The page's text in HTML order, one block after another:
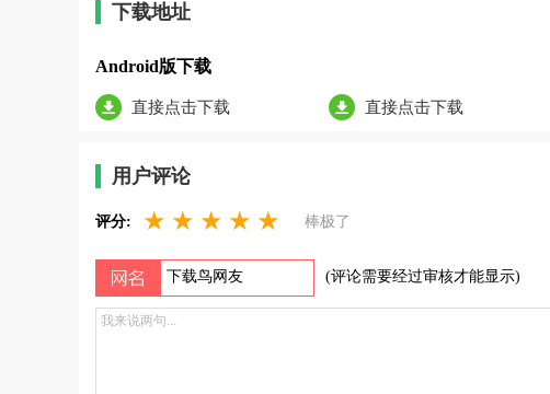
下载地址
Android版下载
直接点击下载 直接点击下载
用户评论
评分: ★ ★ ★ ★ ★ 棒极了
(评论需要经过审核才能显示)